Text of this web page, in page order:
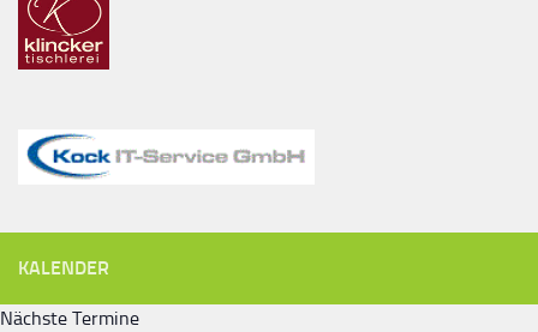
KALENDER
Nächste Termine